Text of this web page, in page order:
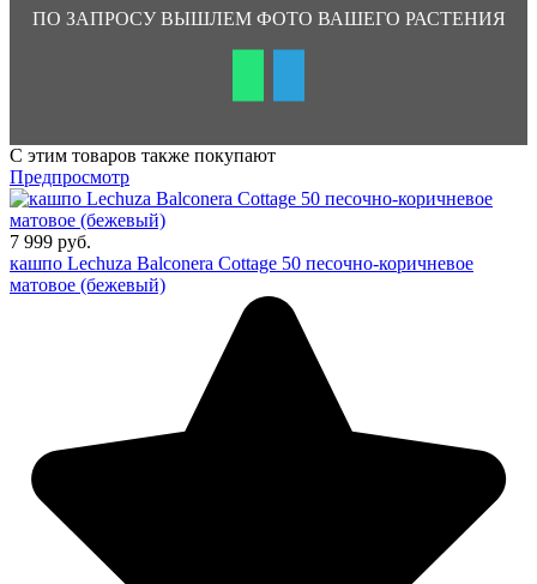
ПО ЗАПРОСУ ВЫШЛЕМ ФОТО ВАШЕГО РАСТЕНИЯ
С этим товаров также покупают
Предпросмотр
7 999 руб.
кашпо Lechuza Balconera Cottage 50 песочно-коричневое
матовое (бежевый)